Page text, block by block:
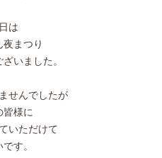
は
夜まつり
いました。
せんでしたが
皆様に
いただけて
す。